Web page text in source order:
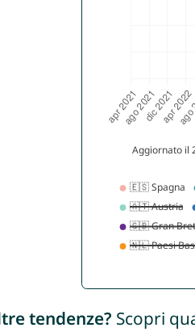
tendenze? Scopri